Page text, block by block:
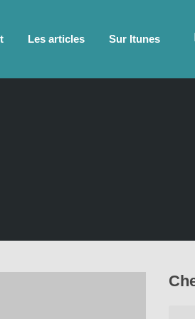
Les articles Sur Itunes